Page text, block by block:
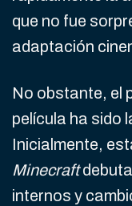
que no fue
adaptación
No obstante, el
película ha sido
Inicialmente,
Minecraft
internos y